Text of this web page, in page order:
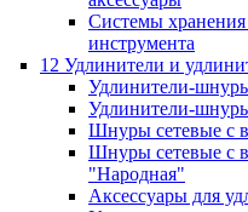
Системы
инструмента
12 Удлинители и
Удлинители-
Удлинители-
Шнуры сетевые с
Шнуры сетевые с
"Народная"
Аксессуары для